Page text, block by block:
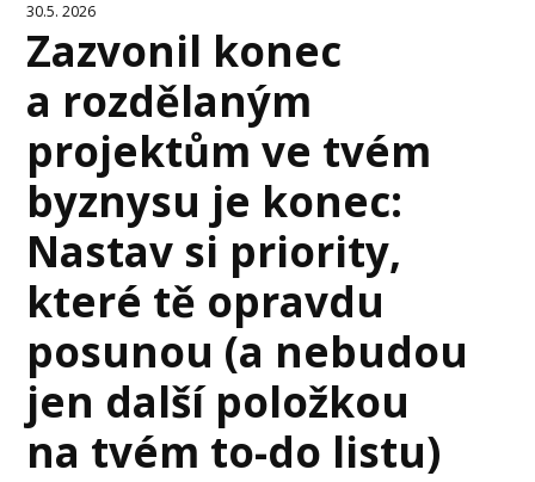
30.5. 2026
Zazvonil konec
a rozdělaným
projektům ve tvém
byznysu je konec:
Nastav si priority,
které tě opravdu
posunou (a nebudou
jen další položkou
na tvém to-do listu)